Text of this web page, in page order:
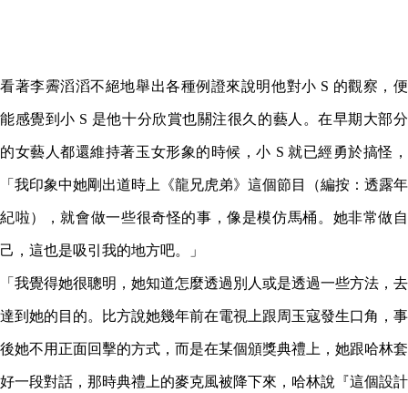
看著李霽滔滔不絕地舉出各種例證來說明他對小 S 的觀察，便
能感覺到小 S 是他十分欣賞也關注很久的藝人。在早期大部分
的女藝人都還維持著玉女形象的時候，小 S 就已經勇於搞怪，
「我印象中她剛出道時上《龍兄虎弟》這個節目（編按：透露年
紀啦），就會做一些很奇怪的事，像是模仿馬桶。她非常做自
己，這也是吸引我的地方吧。」
「我覺得她很聰明，她知道怎麼透過別人或是透過一些方法，去
達到她的目的。比方說她幾年前在電視上跟周玉寇發生口角，事
後她不用正面回擊的方式，而是在某個頒獎典禮上，她跟哈林套
好一段對話，那時典禮上的麥克風被降下來，哈林說『這個設計